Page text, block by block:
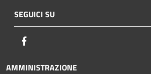
SEGUICI SU
AMMINISTRAZIONE